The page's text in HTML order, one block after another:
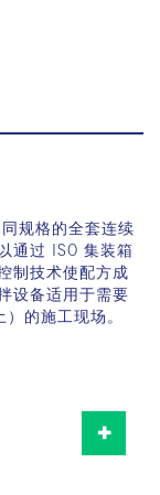
负荷。特别建议
规格的全套连续
通过 ISO 集装箱
制技术使配方成
设备适用于需要
的施工现场。